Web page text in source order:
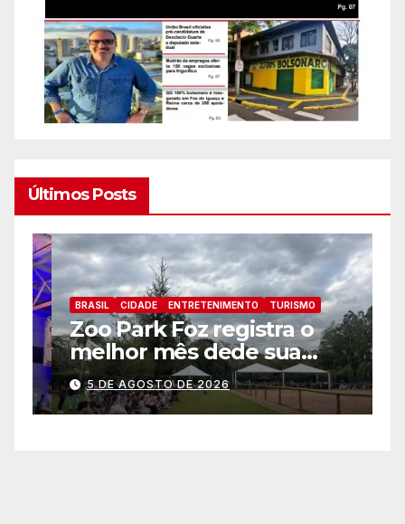
Últimos Posts
BRASIL CIDADE ENTRETENIMENTO TURISMO
Zoo Park Foz registra o
melhor mês dede sua
inauguração
5 DE AGOSTO DE 2026